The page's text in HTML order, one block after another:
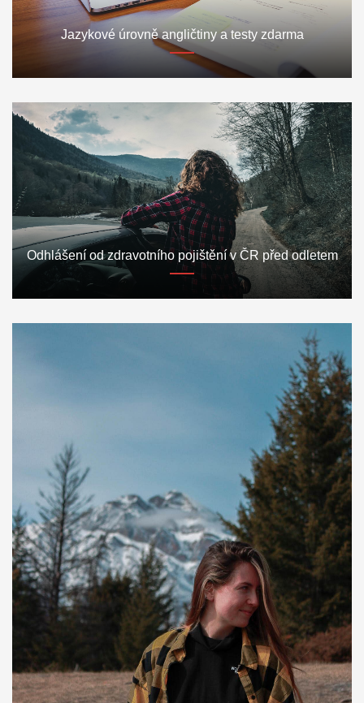
Jazykové úrovně angličtiny a testy zdarma
Odhlášení od zdravotního pojištění v ČR před odletem